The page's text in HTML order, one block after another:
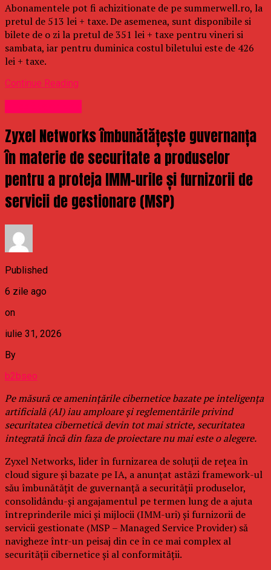
Abonamentele pot fi achizitionate de pe summerwell.ro, la
pretul de 513 lei + taxe. De asemenea, sunt disponibile si
bilete de o zi la pretul de 351 lei + taxe pentru vineri si
sambata, iar pentru duminica costul biletului este de 426
lei + taxe.
Continue Reading
Zyxel Networks îmbunătățește guvernanța
în materie de securitate a produselor
pentru a proteja IMM-urile și furnizorii de
servicii de gestionare (MSP)
Published
6 zile ago
on
iulie 31, 2026
By
b2bseo
Pe măsură ce amenințările cibernetice bazate pe inteligența
artificială (AI) iau amploare și reglementările privind
securitatea cibernetică devin tot mai stricte, securitatea
integrată încă din faza de proiectare nu mai este o alegere.
Zyxel Networks, lider în furnizarea de soluții de rețea în
cloud sigure și bazate pe IA, a anunțat astăzi framework-ul
său îmbunătățit de guvernanță a securității produselor,
consolidându-și angajamentul pe termen lung de a ajuta
întreprinderile mici și mijlocii (IMM-uri) și furnizorii de
servicii gestionate (MSP – Managed Service Provider) să
navigheze într-un peisaj din ce în ce mai complex al
securității cibernetice și al conformității.